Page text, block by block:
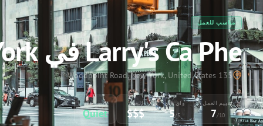
مناسب للعمل
Larry's Ca Phe في New York
135 Woodpoint Road, New York, United States
تقييم العمل
7/10
واي فاي
5/5
السعر
$$$
الضوضاء
Quiet